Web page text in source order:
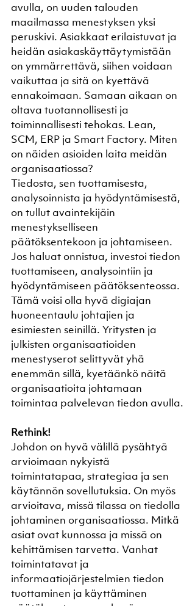
avulla, on uuden talouden
maailmassa menestyksen yksi
peruskivi. Asiakkaat erilaistuvat ja
heidän asiakaskäyttäytymistään
on ymmärrettävä, siihen voidaan
vaikuttaa ja sitä on kyettävä
ennakoimaan. Samaan aikaan on
oltava tuotannollisesti ja
toiminnallisesti tehokas. Lean,
SCM, ERP ja Smart Factory. Miten
on näiden asioiden laita meidän
organisaatiossa?
Tiedosta, sen tuottamisesta,
analysoinnista ja hyödyntämisestä,
on tullut avaintekijäin
menestykselliseen
päätöksentekoon ja johtamiseen.
Jos haluat onnistua, investoi tiedon
tuottamiseen, analysointiin ja
hyödyntämiseen päätöksenteossa.
Tämä voisi olla hyvä digiajan
huoneentaulu johtajien ja
esimiesten seinillä. Yritysten ja
julkisten organisaatioiden
menestyserot selittyvät yhä
enemmän sillä, kyetäänkö näitä
organisaatioita johtamaan
toimintaa palvelevan tiedon avulla.
Rethink!
Johdon on hyvä välillä pysähtyä
arvioimaan nykyistä
toimintatapaa, strategiaa ja sen
käytännön sovellutuksia. On myös
arvioitava, missä tilassa on tiedolla
johtaminen organisaatiossa. Mitkä
asiat ovat kunnossa ja missä on
kehittämisen tarvetta. Vanhat
toimintatavat ja
informaatiojärjestelmien tiedon
tuottaminen ja käyttäminen